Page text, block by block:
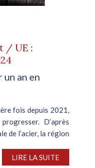
/ UE :
un an en
fois depuis 2021,
D’après
de l’acier, la région
LIRE LA SUITE